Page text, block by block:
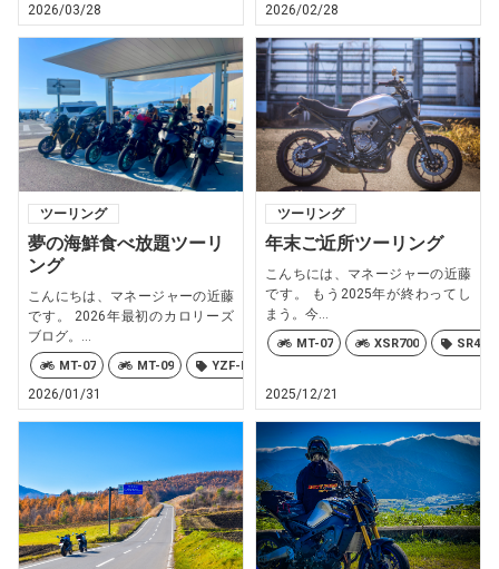
2026/03/28 2026/02/28
ツーリング
夢の海鮮食べ放題ツーリ
ング
こんにちは、マネージャーの近藤
です。 2026年最初のカロリーズ
ブログ。...
MT-07 MT-09 YZF-R6
2026/01/31
ツーリング
年末ご近所ツーリング
こんちには、マネージャーの近藤
です。 もう2025年が終わってし
まう。今...
MT-07 XSR700 SR400
2025/12/21